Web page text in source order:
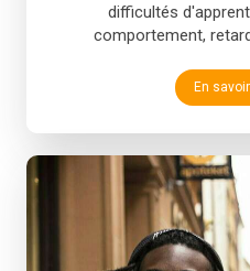
difficultés
comportement,
En